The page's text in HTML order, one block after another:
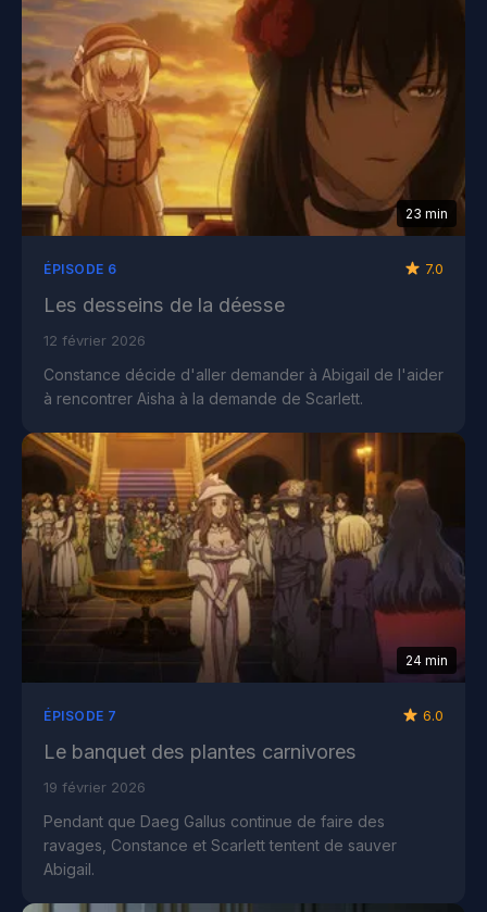
23 min
ÉPISODE 6 7.0
Les desseins de la déesse
12 février 2026
Constance décide d'aller demander à Abigail de l'aider
à rencontrer Aisha à la demande de Scarlett.
24 min
ÉPISODE 7 6.0
Le banquet des plantes carnivores
19 février 2026
Pendant que Daeg Gallus continue de faire des
ravages, Constance et Scarlett tentent de sauver
Abigail.